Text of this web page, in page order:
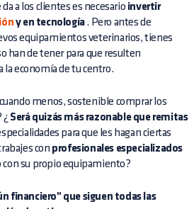
a los clientes es necesario invertir
y en tecnología. Pero antes de
equipamientos veterinarios, tienes
han de tener para que resulten
la economía de tu centro.
menos, sostenible comprar los
¿ Será quizás más razonable que remitas
para que les hagan ciertas
con profesionales especializados
con su propio equipamiento?
financiero" que siguen todas las